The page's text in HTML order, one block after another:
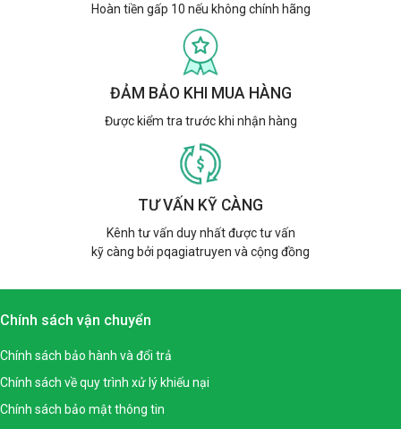
Hoàn tiền gấp 10 nếu không chính hãng
ĐẢM BẢO KHI MUA HÀNG
Được kiểm tra trước khi nhận hàng
TƯ VẤN KỸ CÀNG
Kênh tư vấn duy nhất được tư vấn
kỹ càng bởi pqagiatruyen và cộng đồng
Chính sách vận chuyển
Chính sách bảo hành và đổi trả
Chính sách về quy trình xử lý khiếu nại
Chính sách bảo mật thông tin